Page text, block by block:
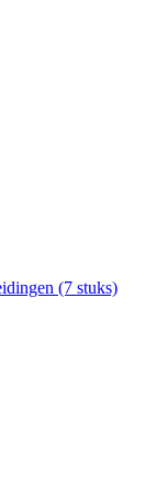
(7 stuks)